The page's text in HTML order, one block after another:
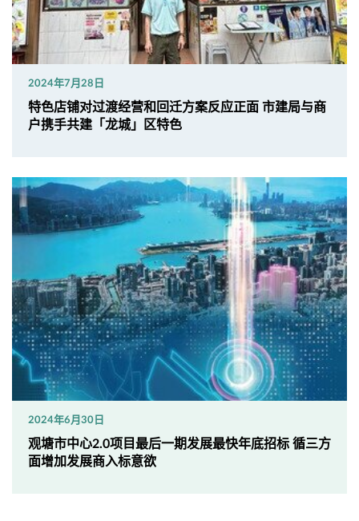
2024年7月28日
特色店铺对过渡经营和回迁方案反应正面 市建局与商
户携手共建「龙城」区特色
2024年6月30日
观塘市中心2.0项目最后一期发展最快年底招标 循三方
面增加发展商入标意欲